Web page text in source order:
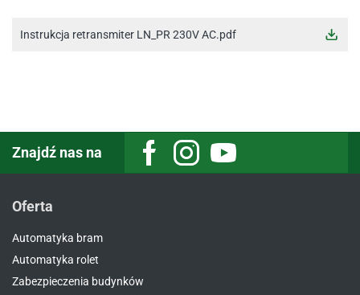
Instrukcja retransmiter LN_PR 230V AC.pdf
Znajdź nas na FacebookInstagramYoutube
Oferta
Automatyka bram
Automatyka rolet
Zabezpieczenia budynków